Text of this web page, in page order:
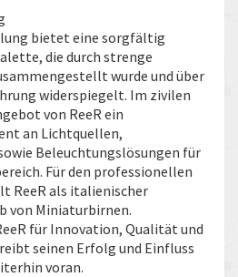
bietet eine sorgfältig
die durch strenge
wurde und über
widerspiegelt. Im zivilen
von ReeR ein
an Lichtquellen,
Beleuchtungslösungen für
Für den professionellen
ReeR als italienischer
von Miniaturbirnen.
für Innovation, Qualität und
seinen Erfolg und Einfluss
voran.